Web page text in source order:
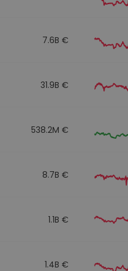
7.6B €
31.9B €
538.2M €
8.7B €
1.1B €
1.4B €